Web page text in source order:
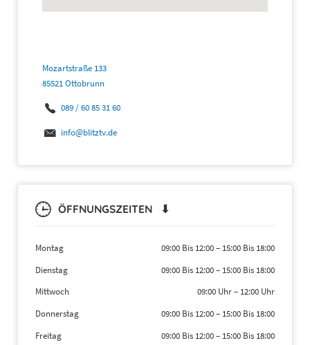
Mozartstraße 133
85521 Ottobrunn
089 / 60 85 31 60
info@blitztv.de
ÖFFNUNGSZEITEN ⬇
Montag 09:00 Bis 12:00– 15:00 Bis 18:00
Dienstag
09:00 Bis 12:00– 15:00 Bis 18:00
Mittwoch
09:00 Uhr– 12:00 Uhr
Donnerstag
09:00 Bis 12:00– 15:00 Bis 18:00
Freitag
09:00 Bis 12:00– 15:00 Bis 18:00